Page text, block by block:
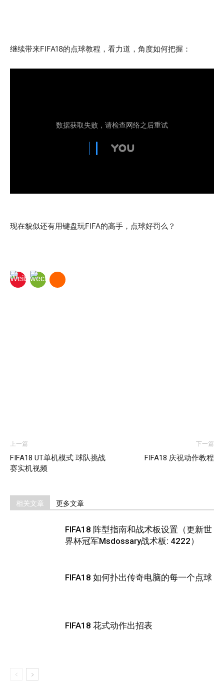
继续带来FIFA18的点球教程，看力道，角度如何把握：
现在貌似还有用键盘玩FIFA的高手，点球好罚么？
上一篇
FIFA18 UT单机模式 球队挑战
赛实机视频
下一篇
FIFA18 庆祝动作教程
相关文章 更多文章
FIFA18 阵型指南和战术板设置（更新世
界杯冠军Msdossary战术板: 4222）
FIFA18 如何扑出传奇电脑的每一个点球
FIFA18 花式动作出招表